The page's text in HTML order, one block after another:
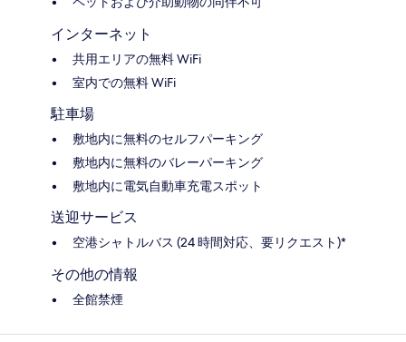
インターネット
共用エリアの無料 WiFi
室内での無料 WiFi
駐車場
敷地内に無料のセルフパーキング
敷地内に無料のバレーパーキング
敷地内に電気自動車充電スポット
送迎サービス
空港シャトルバス (24 時間対応、要リクエスト)*
その他の情報
全館禁煙